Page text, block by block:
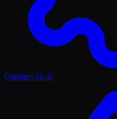
Captain Hub